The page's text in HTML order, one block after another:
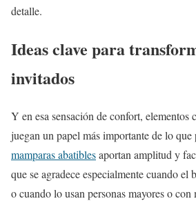
detalle.
Ideas clave para
invitados
Y en esa sensación de confort, elementos
juegan un papel más importante de lo
mamparas abatiblesaportan amplitud y
que se agradece especialmente cuando el
o cuando lo usan personas mayores o